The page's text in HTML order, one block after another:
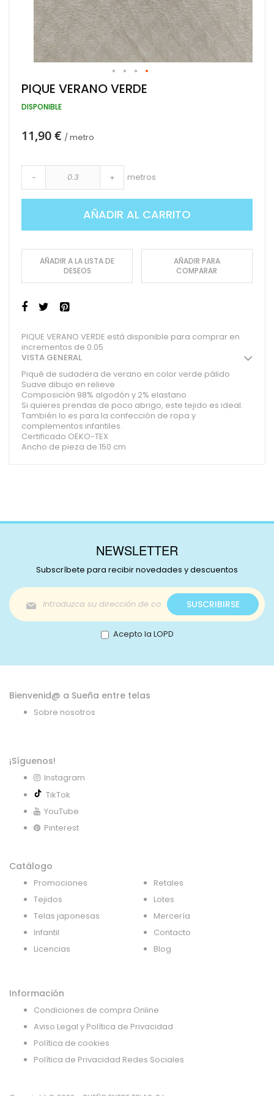
Saltar
al
comienzo
galería
PIQUE VERANO VERDE
DISPONIBLE
11,90 € / metro
- + metros
AÑADIR AL CARRITO
AÑADIR A LA LISTA DE
DESEOS
AÑADIR PARA
COMPARAR
PIQUE VERANO VERDE está disponible para comprar en
incrementos de 0.05
VISTA GENERAL
Piqué de sudadera de verano en color verde pálido
Suave dibujo en relieve
Composición 98% algodón y 2% elastano
Si quieres prendas de poco abrigo, este tejido es ideal.
También lo es para la confección de ropa y
complementos infantiles.
Certificado OEKO-TEX
Ancho de pieza de 150 cm
NEWSLETTER
Subscríbete para recibir novedades y descuentos
Inscríbase
a
nuestro
boletín
de
SUSCRIBIRSE
Acepto la LOPD
Bienvenid@ a Sueña entre telas
Sobre nosotros
¡Síguenos!
Instagram
TikTok
YouTube
Pinterest
Catálogo
Promociones
Tejidos
Telas japonesas
Infantil
Licencias
Retales
Lotes
Mercería
Contacto
Blog
Información
Condiciones de compra Online
Aviso Legal y Política de Privacidad
Política de cookies
Política de Privacidad Redes Sociales